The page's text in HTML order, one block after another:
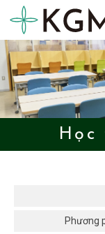
Học
Phương